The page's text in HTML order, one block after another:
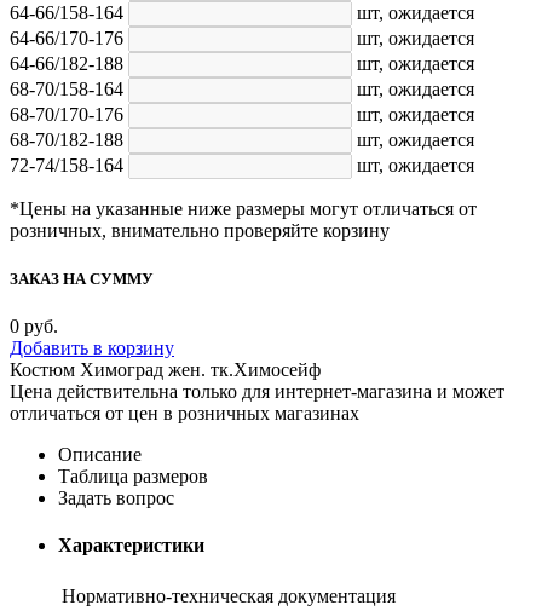
64-66/158-164
шт, ожидается
64-66/170-176
шт, ожидается
64-66/182-188
шт, ожидается
68-70/158-164
шт, ожидается
68-70/170-176
шт, ожидается
68-70/182-188
шт, ожидается
72-74/158-164
шт, ожидается
*Цены на указанные ниже размеры могут отличаться от
розничных, внимательно проверяйте корзину
ЗАКАЗ НА СУММУ
0 руб.
Добавить в корзину
Костюм Химоград жен. тк.Химосейф
Цена действительна только для интернет-магазина и может
отличаться от цен в розничных магазинах
Описание
Таблица размеров
Задать вопрос
Характеристики
Нормативно-техническая документация